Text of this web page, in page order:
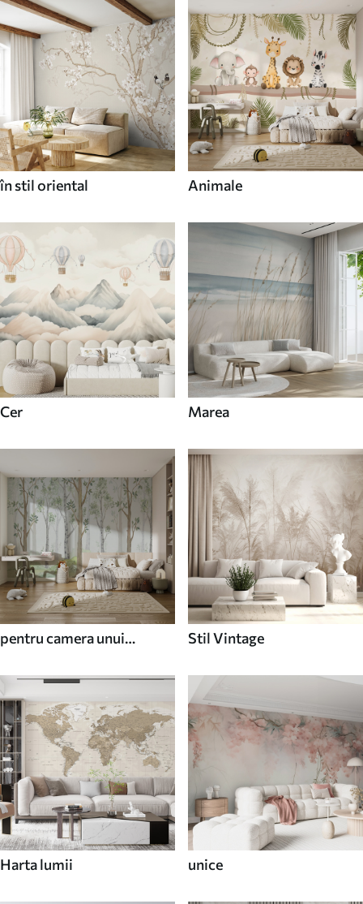
în stil oriental Animale
Cer Marea
pentru camera unui
Stil Vintage
Harta lumii unice